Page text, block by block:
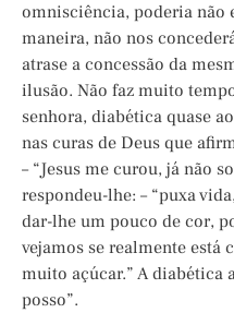
omnisciência, poderia não
maneira, não nos
atrase a concessão da
ilusão. Não faz muito
senhora, diabética quase
nas curas de Deus que
– “Jesus me curou, já não
respondeu-lhe: – “puxa
dar-lhe um pouco de cor,
vejamos se realmente está
muito açúcar.” A diabética
posso”.